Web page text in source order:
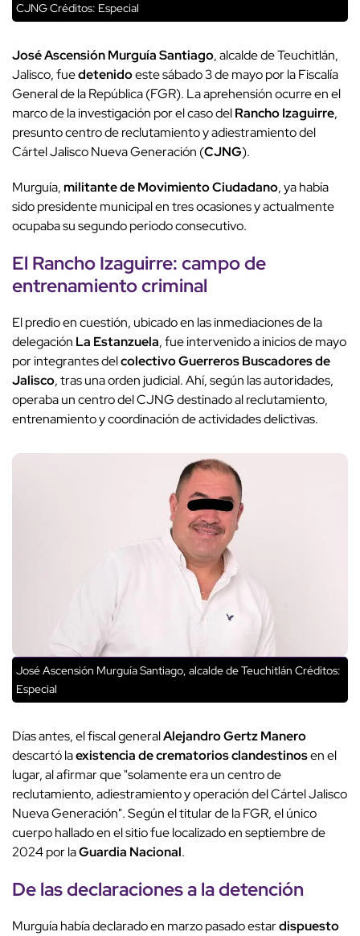
CJNGCréditos: Especial
José Ascensión Murguía Santiago, alcalde de Teuchitlán,
Jalisco, fuedetenidoeste sábado 3 de mayo por la Fiscalía
General de la República (FGR). La aprehensión ocurre en el
marco de la investigación por el caso delRancho Izaguirre,
presunto centro de reclutamiento y adiestramiento del
Cártel Jalisco Nueva Generación (CJNG).
Murguía,militante de Movimiento Ciudadano, ya había
sido presidente municipal en tres ocasiones y actualmente
ocupaba su segundo periodo consecutivo.
El Rancho Izaguirre: campo de
entrenamiento criminal
El predio en cuestión, ubicado en las inmediaciones de la
delegación La Estanzuela, fue intervenido a inicios de mayo
por integrantes delcolectivo Guerreros Buscadores de
Jalisco, tras una orden judicial. Ahí, según las autoridades,
operaba un centro del CJNG destinado al reclutamiento,
entrenamiento y coordinación de actividades delictivas.
José Ascensión Murguía Santiago, alcalde de Teuchitlán Créditos:
Especial
Días antes, el fiscal generalAlejandro Gertz Manero
descartó laexistencia de crematorios clandestinosen el
lugar, al afirmar que "solamente era un centro de
reclutamiento, adiestramiento y operación del Cártel Jalisco
Nueva Generación". Según el titular de la FGR, el único
cuerpo hallado en el sitio fue localizado en septiembre de
2024 por laGuardia Nacional.
De las declaraciones a la detención
Murguía había declarado en marzo pasado estardispuesto